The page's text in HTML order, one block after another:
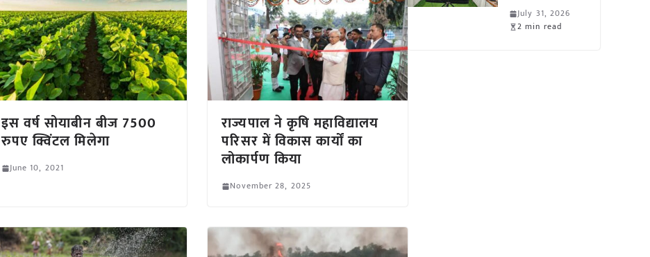
इस वर्ष सोयाबीन बीज 7500
रुपए क्विंटल मिलेगा
June 10, 2021
राज्यपाल ने कृषि महाविद्यालय
परिसर में विकास कार्यों का
लोकार्पण किया
November 28, 2025
July 31, 2026
2 min read